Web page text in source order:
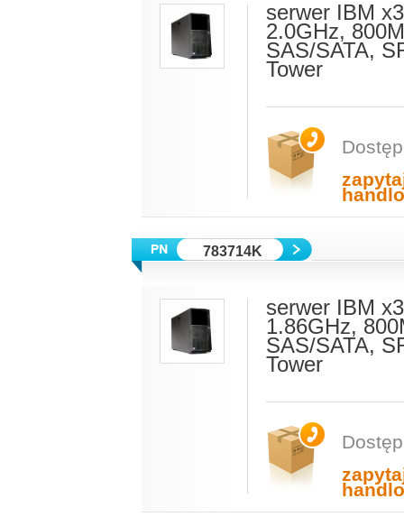
serwer IBM
2.0GHz,
SAS/SATA,
Tower
783714K
serwer IBM
1.86GHz,
SAS/SATA,
Tower